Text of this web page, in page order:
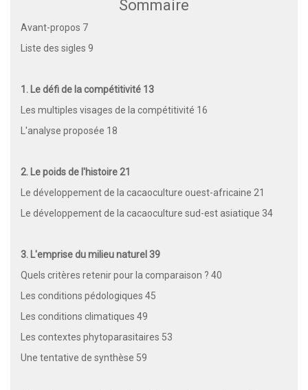
Sommaire
Avant-propos 7
Liste des sigles 9
1. Le défi de la compétitivité 13
Les multiples visages de la compétitivité 16
L'analyse proposée 18
2. Le poids de l'histoire 21
Le développement de la cacaoculture ouest-africaine 21
Le développement de la cacaoculture sud-est asiatique 34
3. L'emprise du milieu naturel 39
Quels critères retenir pour la comparaison ? 40
Les conditions pédologiques 45
Les conditions climatiques 49
Les contextes phytoparasitaires 53
Une tentative de synthèse 59